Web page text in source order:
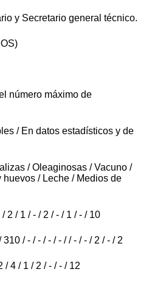
y Secretario general técnico.
número máximo de
/ En datos estadísticos y de
/ Oleaginosas / Vacuno /
huevos / Leche / Medios de
2 / 1 / - / 2 / - / 1 / - / 10
/ - / - / - / - / / - / - / 2 / - / 2
/ 4 / 1 / 2 / - / - / 12